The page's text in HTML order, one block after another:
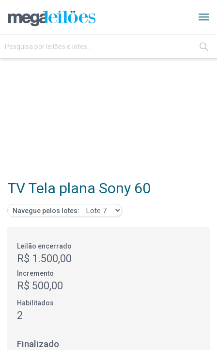
IR
TV Tela plana Sony 60
Navegue pelos lotes:
Leilão encerrado
R$ 1.500,00
Incremento
R$ 500,00
Habilitados
2
Finalizado